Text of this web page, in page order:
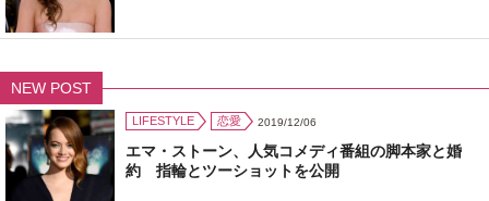
NEW POST
LIFESTYLE 恋愛 2019/12/06
エマ・ストーン、人気コメディ番組の脚本家と婚
約 指輪とツーショットを公開